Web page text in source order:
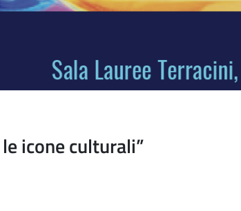
icone culturali”